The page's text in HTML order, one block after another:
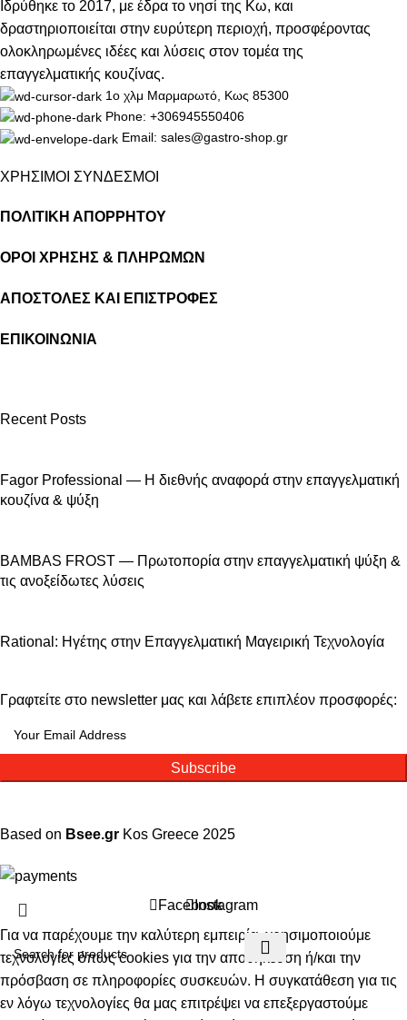
Ιδρύθηκε το 2017, με έδρα το νησί της Κω, και
δραστηριοποιείται στην ευρύτερη περιοχή, προσφέροντας
ολοκληρωμένες ιδέες και λύσεις στον τομέα της
επαγγελματικής κουζίνας.
1ο χλμ Μαρμαρωτό, Κως 85300
Phone: +306945550406
Email: sales@gastro-shop.gr
ΧΡΗΣΙΜΟΙ ΣΥΝΔΕΣΜΟΙ
ΠΟΛΙΤΙΚΗ ΑΠΟΡΡΗΤΟΥ
ΟΡΟΙ ΧΡΗΣΗΣ & ΠΛΗΡΩΜΩΝ
ΑΠΟΣΤΟΛΕΣ ΚΑΙ ΕΠΙΣΤΡΟΦΕΣ
ΕΠΙΚΟΙΝΩΝΙΑ
Recent Posts
Fagor Professional — Η διεθνής αναφορά στην επαγγελματική
κουζίνα & ψύξη
BAMBAS FROST — Πρωτοπορία στην επαγγελματική ψύξη &
τις ανοξείδωτες λύσεις
Rational: Ηγέτης στην Επαγγελματική Μαγειρική Τεχνολογία
Γραφτείτε στο newsletter μας και λάβετε επιπλέον προσφορές:
Subscribe
Based on Bsee.gr Kos Greece 2025
FacebookInstagram
Για να παρέχουμε την καλύτερη εμπειρία, χρησιμοποιούμε
τεχνολογίες όπως cookies για την αποθήκευση ή/και την
πρόσβαση σε πληροφορίες συσκευών. Η συγκατάθεση για τις
εν λόγω τεχνολογίες θα μας επιτρέψει να επεξεργαστούμε